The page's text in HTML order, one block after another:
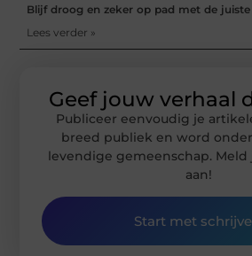
Blijf droog en zeker op pad met de juiste
Lees verder »
Geef jouw verhaal
Publiceer eenvoudig je
breed publiek en word
levendige gemeenschap. Meld
aan!
Start met